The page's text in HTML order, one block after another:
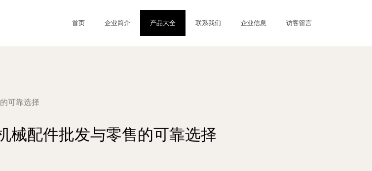
首页 企业简介 产品大全 联系我们 企业信息 访客留言
可靠选择
械配件批发与零售的可靠选择